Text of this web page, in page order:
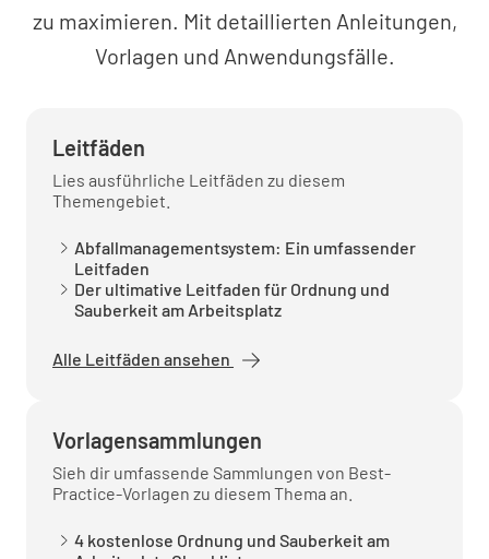
zu maximieren. Mit detaillierten Anleitungen,
Vorlagen und Anwendungsfälle.
Leitfäden
Lies ausführliche Leitfäden zu diesem
Themengebiet.
Abfallmanagementsystem: Ein umfassender
Leitfaden
Der ultimative Leitfaden für Ordnung und
Sauberkeit am Arbeitsplatz
Alle Leitfäden ansehen
Vorlagensammlungen
Sieh dir umfassende Sammlungen von Best-
Practice-Vorlagen zu diesem Thema an.
4 kostenlose Ordnung und Sauberkeit am